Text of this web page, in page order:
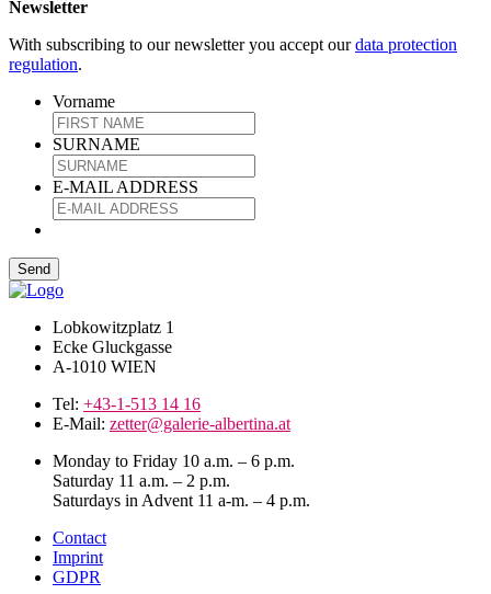
Newsletter
With subscribing to our newsletter you accept ourdata protection
regulation.
Vorname
SURNAME
E-MAIL ADDRESS
Lobkowitzplatz 1
Ecke Gluckgasse
A-1010 WIEN
Tel: +43-1-513 14 16
E-Mail: zetter@galerie-albertina.at
Monday to Friday 10 a.m. – 6 p.m.
Saturday 11 a.m. – 2 p.m.
Saturdays in Advent 11 a-m. – 4 p.m.
Contact
Imprint
GDPR